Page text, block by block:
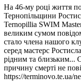
На 46-му році життя
Тернопільщини
Ternopillia SWIM
великим сумом
стало члена нашого
серед мастерс
рідним та близьким...
причину смерті не
https://terminovo.te.ua/